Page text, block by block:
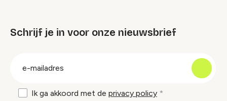
Schrijf je in voor onze nieuwsbrief
Ik ga akkoord met de privacy policy